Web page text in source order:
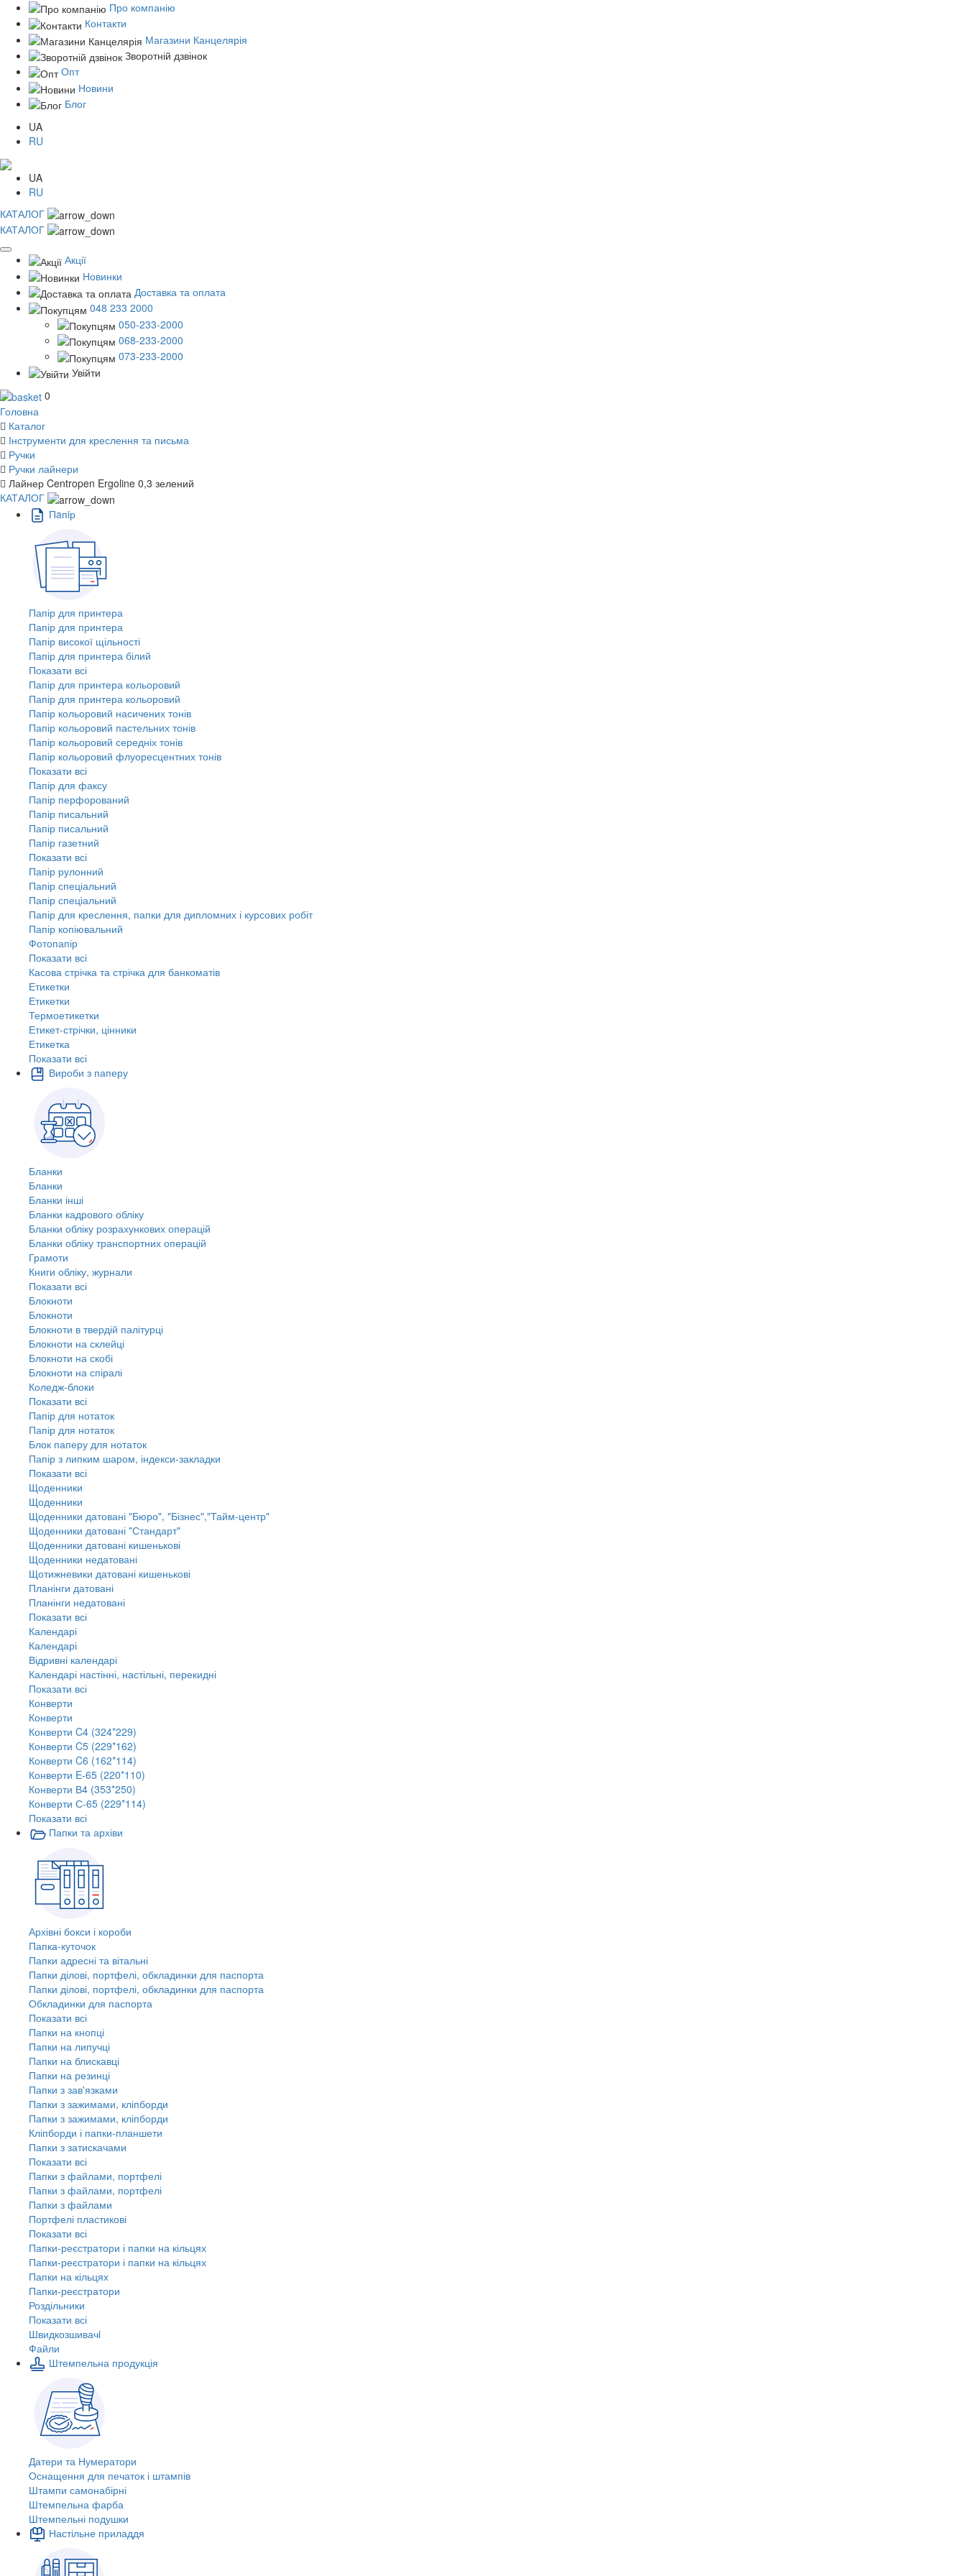
Про компанію
Контакти
Магазини Канцелярія
Зворотній дзвінок
Опт
Новини
Блог
UA
RU
UA
RU
КАТАЛОГ
КАТАЛОГ
Акції
Новинки
Доставка та оплата
048 233 2000
050-233-2000
068-233-2000
073-233-2000
Увійти
0
Головна
Каталог
Інструменти для креслення та письма
Ручки
Ручки лайнери
Лайнер Centropen Ergoline 0,3 зелений
КАТАЛОГ
Пaпiр
Папір для принтера
Папір для принтера
Папір високої щільності
Папір для принтера білий
Показати всі
Папір для принтера кольоровий
Папір для принтера кольоровий
Папір кольоровий насичених тонів
Папір кольоровий пастельних тонів
Папір кольоровий середніх тонів
Папір кольоровий флуоресцентних тонів
Показати всі
Папір для факсу
Папір перфорований
Папір писальний
Папір писальний
Папір газетний
Показати всі
Папір рулонний
Папір спеціальний
Папір спеціальний
Папір для креслення, папки для дипломних і курсових робіт
Папір копіювальний
Фотопапір
Показати всі
Касова стрічка та стрічка для банкоматів
Етикетки
Етикетки
Термоетикетки
Етикет-стрічки, цінники
Етикетка
Показати всі
Вироби з паперу
Бланки
Бланки
Бланки інші
Бланки кадрового обліку
Бланки обліку розрахункових операцій
Бланки обліку транспортних операцій
Грамоти
Книги обліку, журнали
Показати всі
Блокноти
Блокноти
Блокноти в твердій палітурці
Блокноти на склейці
Блокноти на скобі
Блокноти на спіралі
Коледж-блоки
Показати всі
Папір для нотаток
Папір для нотаток
Блок паперу для нотаток
Папір з липким шаром, індекси-закладки
Показати всі
Щоденники
Щоденники
Щоденники датовані "Бюро", "Бізнес","Тайм-центр"
Щоденники датовані "Стандарт"
Щоденники датовані кишенькові
Щоденники недатовані
Щотижневики датовані кишенькові
Планінги датовані
Планінги недатовані
Показати всі
Календарі
Календарі
Відривні календарі
Календарі настінні, настільні, перекидні
Показати всі
Конверти
Конверти
Конверти C4 (324*229)
Конверти C5 (229*162)
Конверти C6 (162*114)
Конверти E-65 (220*110)
Конверти В4 (353*250)
Конверти С-65 (229*114)
Показати всі
Папки та архіви
Архівні бокси і короби
Папка-куточок
Папки адресні та вітальні
Папки ділові, портфелі, обкладинки для паспорта
Папки ділові, портфелі, обкладинки для паспорта
Обкладинки для паспорта
Показати всі
Папки на кнопці
Папки на липучці
Папки на блискавці
Папки на резинці
Папки з зав'язками
Папки з зажимами, кліпборди
Папки з зажимами, кліпборди
Кліпборди і папки-планшети
Папки з затискачами
Показати всі
Папки з файлами, портфелі
Папки з файлами, портфелі
Папки з файлами
Портфелі пластикові
Показати всі
Папки-реєстратори і папки на кільцях
Папки-реєстратори і папки на кільцях
Папки на кільцях
Папки-реєстратори
Роздільники
Показати всі
Швидкозшивачi
Файли
Штемпельна продукція
Датери та Нумератори
Оснащення для печаток і штампів
Штампи самонабірні
Штемпельна фарба
Штемпельні подушки
Настільне приладдя